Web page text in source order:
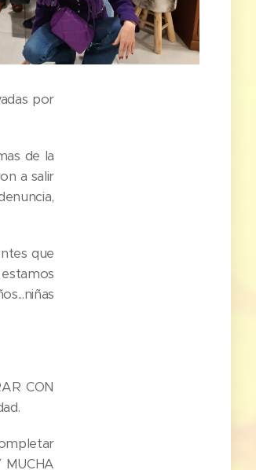
por
de la
a salir
que
CON
MUCHA